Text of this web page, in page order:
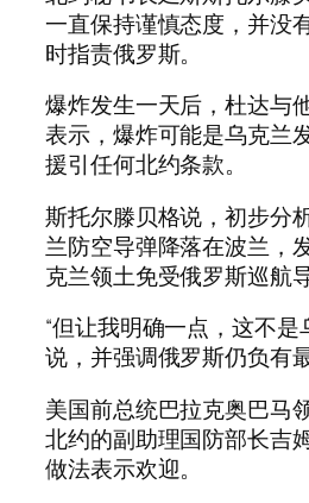
一直保持谨慎态度，并没
时指责俄罗斯。
爆炸发生一天后，杜达与
表示，爆炸可能是乌克兰
援引任何北约条款。
斯托尔滕贝格说，初步分
兰防空导弹降落在波兰，
克兰领土免受俄罗斯巡航
“但让我明确一点，这不是
说，并强调俄罗斯仍负有
美国前总统巴拉克奥巴马
北约的副助理国防部长吉
做法表示欢迎。